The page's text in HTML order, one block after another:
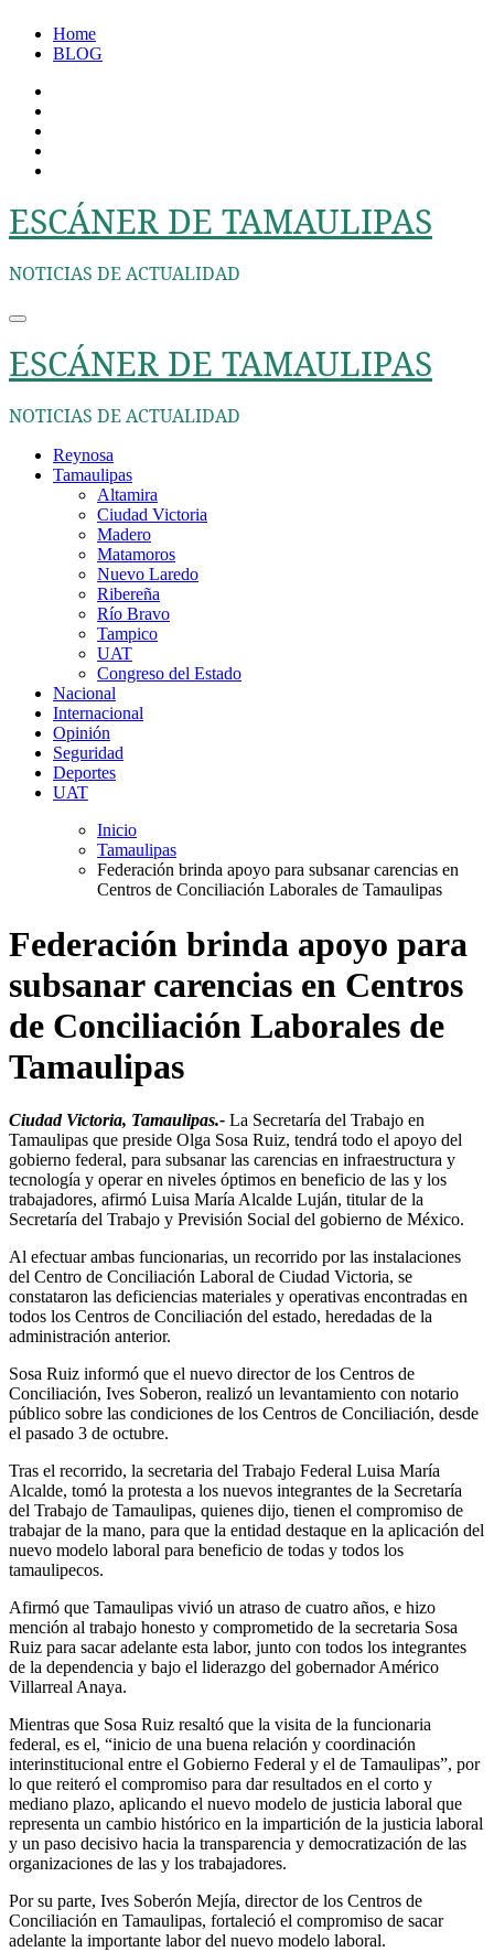
Home
BLOG
ESCÁNER DE TAMAULIPAS
NOTICIAS DE ACTUALIDAD
ESCÁNER DE TAMAULIPAS
NOTICIAS DE ACTUALIDAD
Reynosa
Tamaulipas
Altamira
Ciudad Victoria
Madero
Matamoros
Nuevo Laredo
Ribereña
Río Bravo
Tampico
UAT
Congreso del Estado
Nacional
Internacional
Opinión
Seguridad
Deportes
UAT
Inicio
Tamaulipas
Federación brinda apoyo para subsanar carencias en
Centros de Conciliación Laborales de Tamaulipas
Federación brinda apoyo para
subsanar carencias en Centros
de Conciliación Laborales de
Tamaulipas
Ciudad Victoria, Tamaulipas.- La Secretaría del Trabajo en
Tamaulipas que preside Olga Sosa Ruiz, tendrá todo el apoyo del
gobierno federal, para subsanar las carencias en infraestructura y
tecnología y operar en niveles óptimos en beneficio de las y los
trabajadores, afirmó Luisa María Alcalde Luján, titular de la
Secretaría del Trabajo y Previsión Social del gobierno de México.
Al efectuar ambas funcionarias, un recorrido por las instalaciones
del Centro de Conciliación Laboral de Ciudad Victoria, se
constataron las deficiencias materiales y operativas encontradas en
todos los Centros de Conciliación del estado, heredadas de la
administración anterior.
Sosa Ruiz informó que el nuevo director de los Centros de
Conciliación, Ives Soberon, realizó un levantamiento con notario
público sobre las condiciones de los Centros de Conciliación, desde
el pasado 3 de octubre.
Tras el recorrido, la secretaria del Trabajo Federal Luisa María
Alcalde, tomó la protesta a los nuevos integrantes de la Secretaría
del Trabajo de Tamaulipas, quienes dijo, tienen el compromiso de
trabajar de la mano, para que la entidad destaque en la aplicación del
nuevo modelo laboral para beneficio de todas y todos los
tamaulipecos.
Afirmó que Tamaulipas vivió un atraso de cuatro años, e hizo
mención al trabajo honesto y comprometido de la secretaria Sosa
Ruiz para sacar adelante esta labor, junto con todos los integrantes
de la dependencia y bajo el liderazgo del gobernador Américo
Villarreal Anaya.
Mientras que Sosa Ruiz resaltó que la visita de la funcionaria
federal, es el, “inicio de una buena relación y coordinación
interinstitucional entre el Gobierno Federal y el de Tamaulipas”, por
lo que reiteró el compromiso para dar resultados en el corto y
mediano plazo, aplicando el nuevo modelo de justicia laboral que
representa un cambio histórico en la impartición de la justicia laboral
y un paso decisivo hacia la transparencia y democratización de las
organizaciones de las y los trabajadores.
Por su parte, Ives Soberón Mejía, director de los Centros de
Conciliación en Tamaulipas, fortaleció el compromiso de sacar
adelante la importante labor del nuevo modelo laboral.